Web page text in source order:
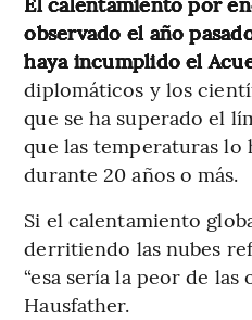
observado el año
haya incumplido el
diplomáticos y los
que se ha superado el
que las temperaturas lo
durante 20 años o más.
Si el calentamiento
derritiendo las nubes
“esa sería la peor de las
Hausfather.